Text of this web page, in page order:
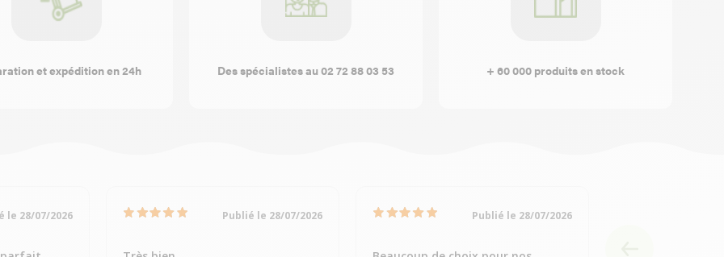
et expédition en 24h Des spécialistes au 02 72 88 03 53 + 60 000 produits en stock
le 28/07/2026 Publié le 28/07/2026 Publié le 28/07/2026